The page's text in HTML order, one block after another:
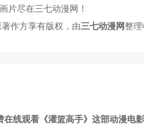
第70集
片尽在三七动漫网！
作方享有版权，由三七动漫网整理
在线观看《灌篮高手》这部动漫电